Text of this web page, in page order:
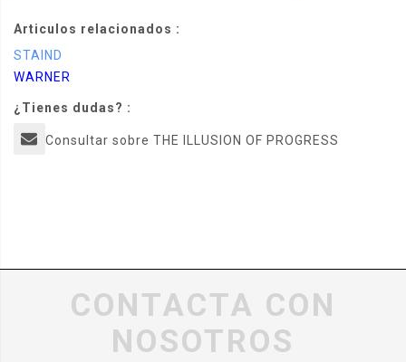
Articulos relacionados :
STAIND
WARNER
¿Tienes dudas? :
Consultar sobre THE ILLUSION OF PROGRESS
CONTACTA CON
NOSOTROS